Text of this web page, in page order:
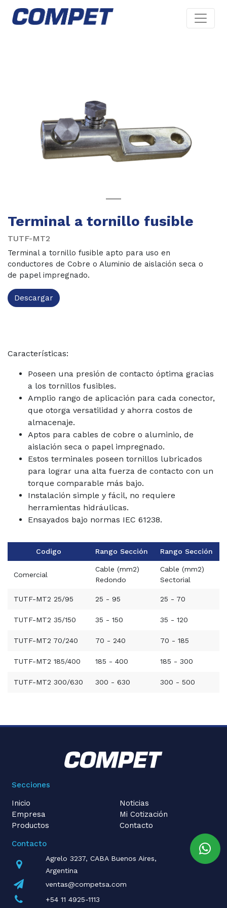
Previous
Terminal a tornillo fusible
TUTF-MT2
Terminal a tornillo fusible apto para uso en
conductores de Cobre o Aluminio de aislación seca o
de papel impregnado.
Descargar
Características:
Poseen una presión de contacto óptima gracias
a los tornillos fusibles.
Amplio rango de aplicación para cada conector,
que otorga versatilidad y ahorra costos de
almacenaje.
Aptos para cables de cobre o aluminio, de
aislación seca o papel impregnado.
Estos terminales poseen tornillos lubricados
para lograr una alta fuerza de contacto con un
torque comparable más bajo.
Instalación simple y fácil, no requiere
herramientas hidráulicas.
Ensayados bajo normas IEC 61238.
Codigo Rango Sección Rango Sección
Comercial
Cable (mm2)
Redondo
Cable (mm2)
Sectorial
TUTF-MT2 25/95 25 - 95 25 - 70
TUTF-MT2 35/150 35 - 150 35 - 120
TUTF-MT2 70/240 70 - 240 70 - 185
TUTF-MT2 185/400 185 - 400 185 - 300
TUTF-MT2 300/630 300 - 630 300 - 500
Secciones
Inicio
Empresa
Productos
Noticias
Mi Cotización
Contacto
Contacto
Agrelo 3237, CABA Buenos Aires,
Argentina
ventas@competsa.com
+54 11 4925-1113